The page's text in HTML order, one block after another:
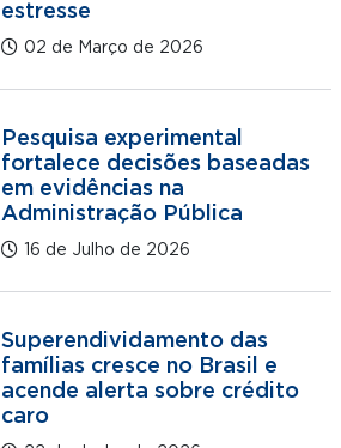
estresse
02 de Março de 2026
Pesquisa experimental
fortalece decisões baseadas
em evidências na
Administração Pública
16 de Julho de 2026
Superendividamento das
famílias cresce no Brasil e
acende alerta sobre crédito
caro